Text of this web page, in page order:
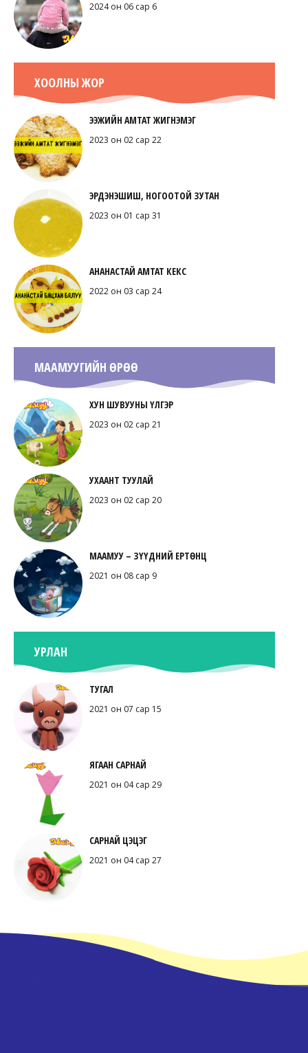
2024 он 06 сар 6
ХООЛНЫ ЖОР
ЭЭЖИЙН АМТАТ ЖИГНЭМЭГ
2023 он 02 сар 22
ЭРДЭНЭШИШ, НОГООТОЙ ЗУТАН
2023 он 01 сар 31
АНАНАСТАЙ АМТАТ КЕКС
2022 он 03 сар 24
МААМУУГИЙН ӨРӨӨ
ХУН ШУВУУНЫ ҮЛГЭР
2023 он 02 сар 21
УХААНТ ТУУЛАЙ
2023 он 02 сар 20
МААМУУ – ЗҮҮДНИЙ ЕРТӨНЦ
2021 он 08 сар 9
УРЛАН
ТУГАЛ
2021 он 07 сар 15
ЯГААН САРНАЙ
2021 он 04 сар 29
САРНАЙ ЦЭЦЭГ
2021 он 04 сар 27